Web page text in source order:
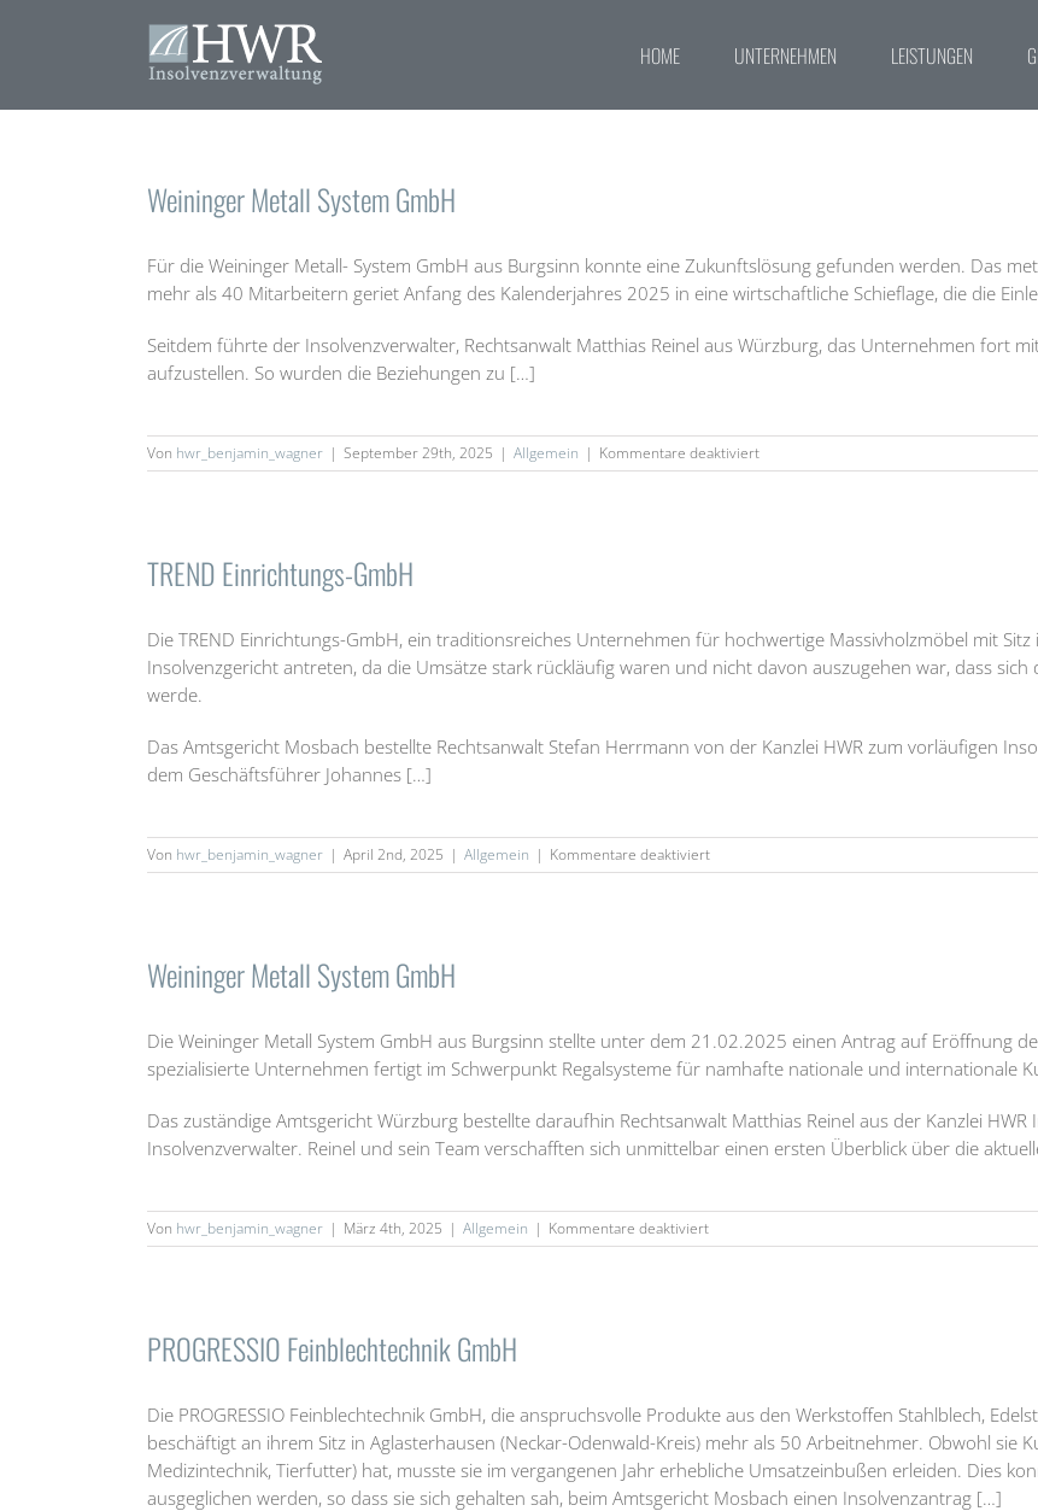
HOME UNTERNEHMEN LEISTUNGEN
Weininger Metall System GmbH
Für die Weininger Metall- System GmbH aus Burgsinn konnte eine Zukunftslösung gefunden werden. Das
mehr als 40 Mitarbeitern geriet Anfang des Kalenderjahres 2025 in eine wirtschaftliche Schieflage, die die
Seitdem führte der Insolvenzverwalter, Rechtsanwalt Matthias Reinel aus Würzburg, das Unternehmen fort
aufzustellen. So wurden die Beziehungen zu […]
Von hwr_benjamin_wagner | September 29th, 2025 | Allgemein | Kommentare deaktiviertfür
Weininger
TREND Einrichtungs-GmbH
Die TREND Einrichtungs-GmbH, ein traditionsreiches Unternehmen für hochwertige Massivholzmöbel mit
Insolvenzgericht antreten, da die Umsätze stark rückläufig waren und nicht davon auszugehen war, dass
werde.
Das Amtsgericht Mosbach bestellte Rechtsanwalt Stefan Herrmann von der Kanzlei HWR zum vorläufigen
dem Geschäftsführer Johannes […]
Von hwr_benjamin_wagner | April 2nd, 2025 | Allgemein | Kommentare deaktiviertfür
TREND
Weininger Metall System GmbH
Die Weininger Metall System GmbH aus Burgsinn stellte unter dem 21.02.2025 einen Antrag auf Eröffnung
spezialisierte Unternehmen fertigt im Schwerpunkt Regalsysteme für namhafte nationale und internationale
Das zuständige Amtsgericht Würzburg bestellte daraufhin Rechtsanwalt Matthias Reinel aus der Kanzlei
Insolvenzverwalter. Reinel und sein Team verschafften sich unmittelbar einen ersten Überblick über die
Von hwr_benjamin_wagner | März 4th, 2025 | Allgemein | Kommentare deaktiviertfür
Weininger
PROGRESSIO Feinblechtechnik GmbH
Die PROGRESSIO Feinblechtechnik GmbH, die anspruchsvolle Produkte aus den Werkstoffen Stahlblech,
beschäftigt an ihrem Sitz in Aglasterhausen (Neckar-Odenwald-Kreis) mehr als 50 Arbeitnehmer. Obwohl sie
Medizintechnik, Tierfutter) hat, musste sie im vergangenen Jahr erhebliche Umsatzeinbußen erleiden. Dies
ausgeglichen werden, so dass sie sich gehalten sah, beim Amtsgericht Mosbach einen Insolvenzantrag […]